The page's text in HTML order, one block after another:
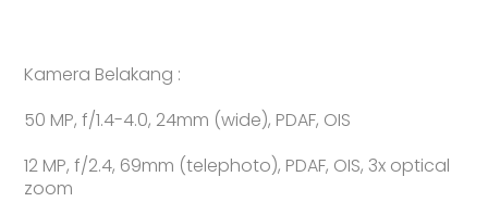
Kamera Belakang :
50 MP, f/1.4-4.0, 24mm (wide), PDAF, OIS
12 MP, f/2.4, 69mm (telephoto), PDAF, OIS, 3x optical
zoom